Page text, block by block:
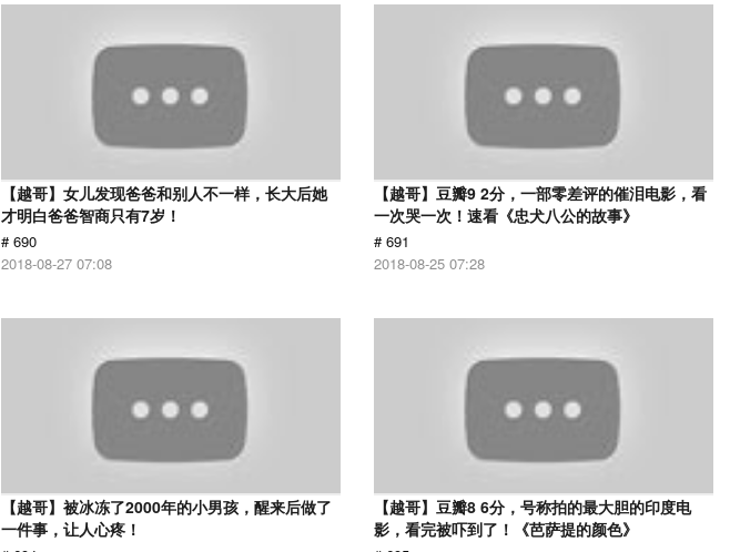
【越哥】女儿发现爸爸和别人不一样，长大后她
才明白爸爸智商只有7岁！
# 690
2018-08-27 07:08
【越哥】豆瓣9 2分，一部零差评的催泪电影，看
一次哭一次！速看《忠犬八公的故事》
# 691
2018-08-25 07:28
【越哥】被冰冻了2000年的小男孩，醒来后做了
一件事，让人心疼！
【越哥】豆瓣8 6分，号称拍的最大胆的印度电
影，看完被吓到了！《芭萨提的颜色》